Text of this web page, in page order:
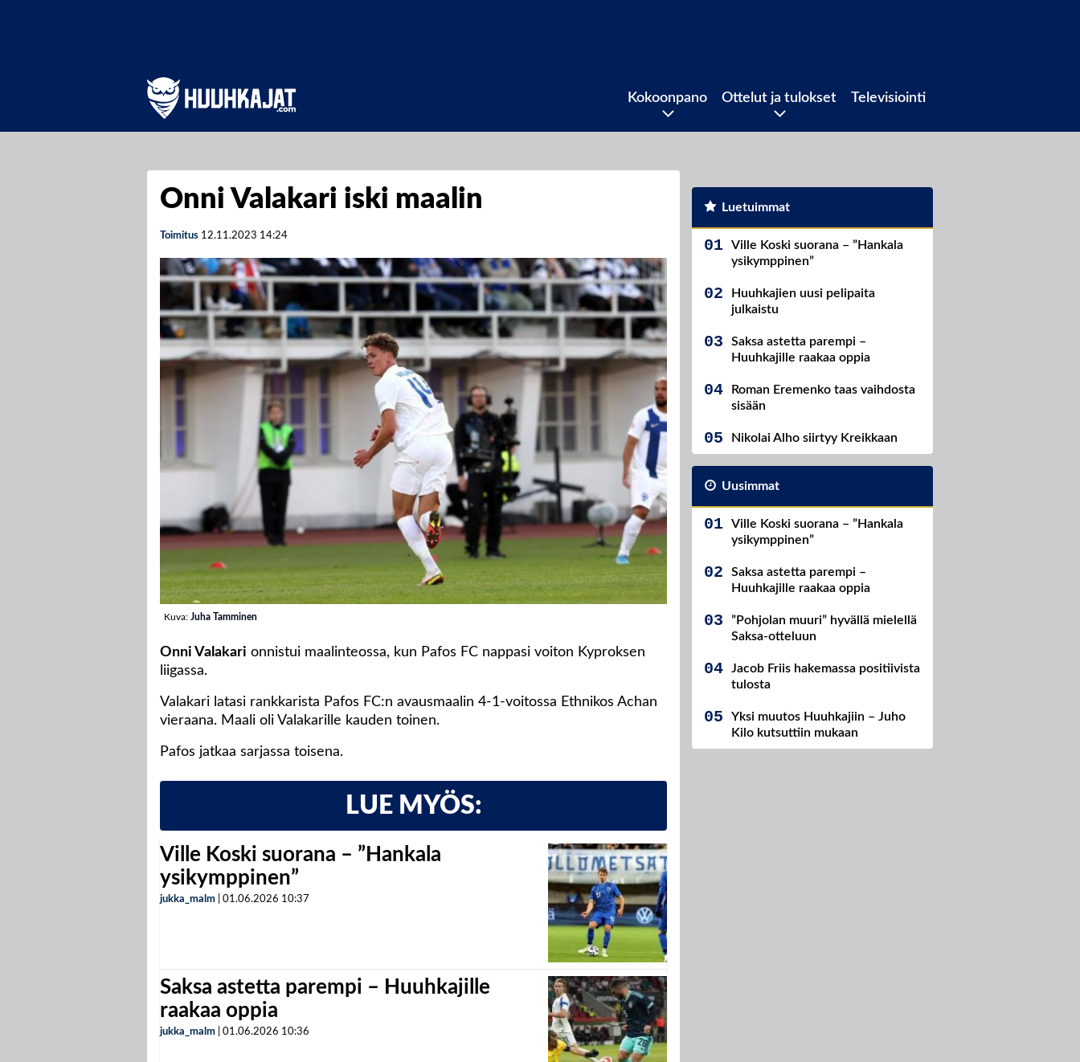
Kokoonpano Ottelut ja tulokset Televisiointi
Onni Valakari iski maalin
Toimitus 12.11.2023 14:24
Kuva: Juha Tamminen
Onni Valakari onnistui maalinteossa, kun Pafos FC nappasi voiton Kyproksen
liigassa.
Valakari latasi rankkarista Pafos FC:n avausmaalin 4-1-voitossa Ethnikos Achan
vieraana. Maali oli Valakarille kauden toinen.
Pafos jatkaa sarjassa toisena.
LUE MYÖS:
Ville Koski suorana – ”Hankala
ysikymppinen”
jukka_malm 01.06.2026 10:37
Saksa astetta parempi – Huuhkajille
raakaa oppia
jukka_malm 01.06.2026 10:36
Luetuimmat
Ville Koski suorana – ”Hankala
ysikymppinen”
Huuhkajien uusi pelipaita
julkaistu
Saksa astetta parempi –
Huuhkajille raakaa oppia
Roman Eremenko taas vaihdosta
sisään
Nikolai Alho siirtyy Kreikkaan
Uusimmat
Ville Koski suorana – ”Hankala
ysikymppinen”
Saksa astetta parempi –
Huuhkajille raakaa oppia
”Pohjolan muuri” hyvällä mielellä
Saksa-otteluun
Jacob Friis hakemassa positiivista
tulosta
Yksi muutos Huuhkajiin – Juho
Kilo kutsuttiin mukaan